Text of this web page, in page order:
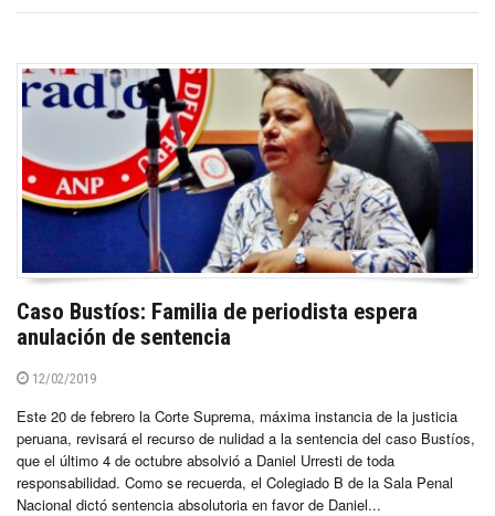
Caso Bustíos: Familia de periodista espera
anulación de sentencia
12/02/2019
Este 20 de febrero la Corte Suprema, máxima instancia de la justicia
peruana, revisará el recurso de nulidad a la sentencia del caso Bustíos,
que el último 4 de octubre absolvió a Daniel Urresti de toda
responsabilidad. Como se recuerda, el Colegiado B de la Sala Penal
Nacional dictó sentencia absolutoria en favor de Daniel...